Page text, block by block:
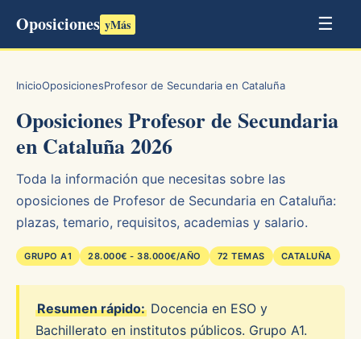
Oposiciones yMás ☰
InicioOposicionesProfesor de Secundaria en Cataluña
Oposiciones Profesor de Secundaria
en Cataluña 2026
Toda la información que necesitas sobre las
oposiciones de Profesor de Secundaria en Cataluña:
plazas, temario, requisitos, academias y salario.
GRUPO A1 28.000€ - 38.000€/AÑO 72 TEMAS CATALUÑA
Resumen rápido: Docencia en ESO y
Bachillerato en institutos públicos. Grupo A1.